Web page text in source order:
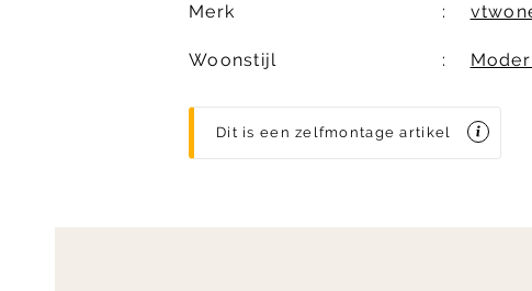
Merk
Woonstijl
Dit is een zelfmontage artikel